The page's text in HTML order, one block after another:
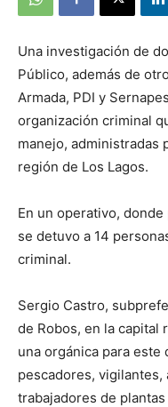
Una investigación de
Público, además de
Armada, PDI y
organización criminal
manejo, administradas
región de Los Lagos.
En un operativo,
se detuvo a 14
criminal.
Sergio Castro,
de Robos, en la capital
una orgánica para
pescadores,
trabajadores de